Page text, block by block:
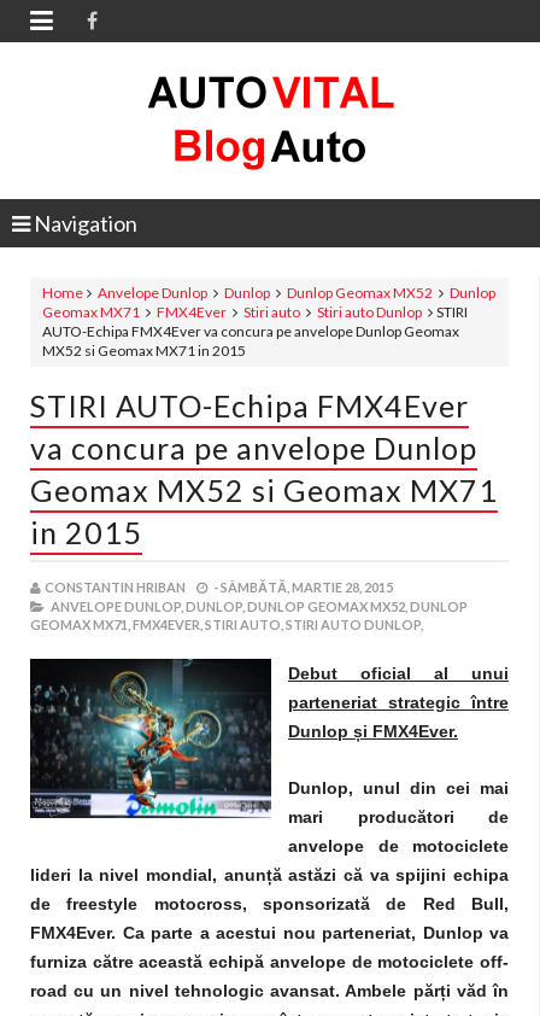

Navigation
Home Anvelope Dunlop Dunlop Dunlop Geomax MX52
Dunlop
Geomax MX71
FMX4Ever Stiri auto Stiri auto Dunlop
STIRI
AUTO-Echipa FMX4Ever va concura pe anvelope Dunlop Geomax
MX52 si Geomax MX71 in 2015
STIRI AUTO-Echipa FMX4Ever
va concura pe anvelope Dunlop
Geomax MX52 si Geomax MX71
in 2015
CONSTANTIN HRIBAN -SÂMBĂTĂ, MARTIE 28, 2015
ANVELOPE DUNLOP, DUNLOP, DUNLOP GEOMAX MX52, DUNLOP
GEOMAX MX71, FMX4EVER, STIRI AUTO, STIRI AUTO DUNLOP,
Debut oficial al unui
parteneriat strategic între
Dunlop și FMX4Ever.
Dunlop, unul din cei mai
mari producători de
anvelope de motociclete
lideri la nivel mondial, anunță astăzi că va spijini echipa
de freestyle motocross, sponsorizată de Red Bull,
FMX4Ever. Ca parte a acestui nou parteneriat, Dunlop va
furniza către această echipă anvelope de motociclete off-
road cu un nivel tehnologic avansat. Ambele părți văd în